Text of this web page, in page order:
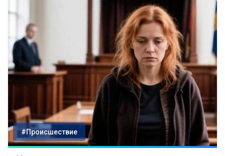
#Происшествие